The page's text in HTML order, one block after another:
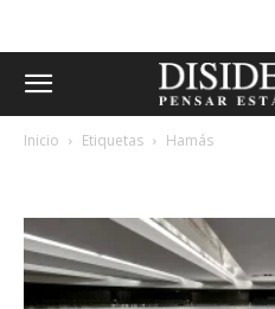
Inicio Etiquetas Hamás